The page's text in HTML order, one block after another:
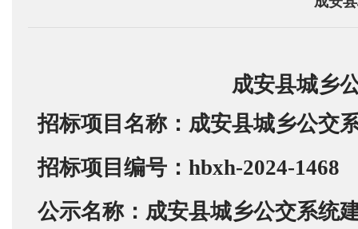
成安县城乡
招标项目名称：成安县城乡公交
招标项目编号： hbxh-2024-1468
公示名称：成安县城乡公交系统